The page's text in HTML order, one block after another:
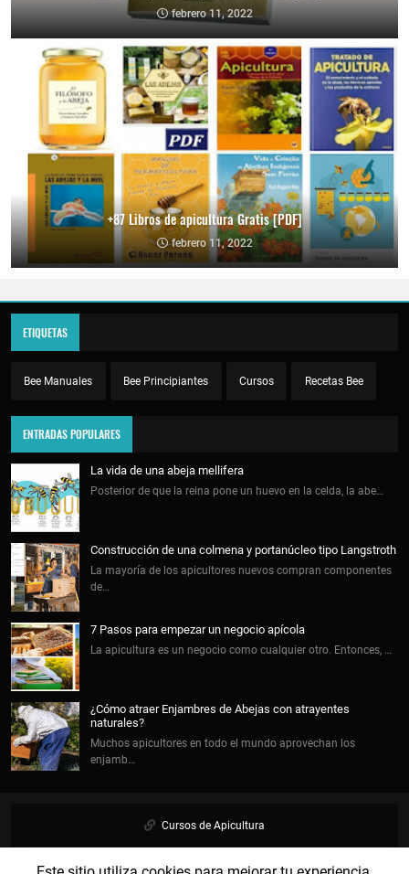
febrero 11, 2022
+87 Libros de apicultura Gratis [PDF]
febrero 11, 2022
ETIQUETAS
Bee Manuales Bee Principiantes Cursos Recetas Bee
ENTRADAS POPULARES
La vida de una abeja mellifera
Posterior de que la reina pone un huevo en la celda, la abe…
Construcción de una colmena y portanúcleo tipo Langstroth
La mayoría de los apicultores nuevos compran componentes
de…
7 Pasos para empezar un negocio apícola
La apicultura es un negocio como cualquier otro. Entonces, …
¿Cómo atraer Enjambres de Abejas con atrayentes
naturales?
Muchos apicultores en todo el mundo aprovechan los
enjamb…
Cursos de Apicultura